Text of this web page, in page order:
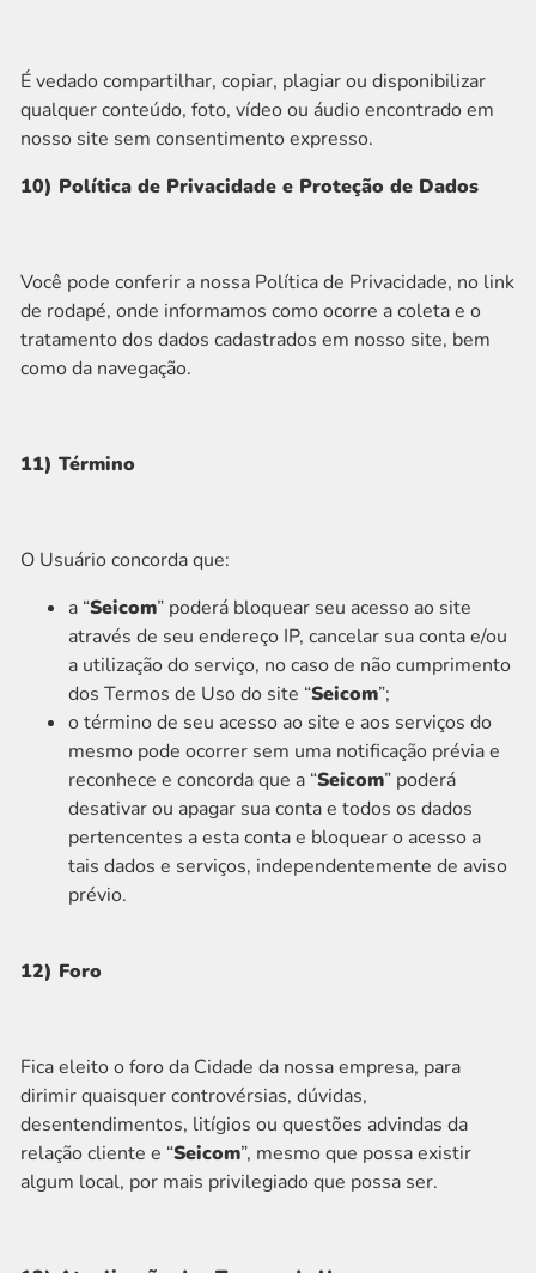
É vedado compartilhar, copiar, plagiar ou disponibilizar
qualquer conteúdo, foto, vídeo ou áudio encontrado em
nosso site sem consentimento expresso.
10) Política de Privacidade e Proteção de Dados
Você pode conferir a nossa Política de Privacidade, no link
de rodapé, onde informamos como ocorre a coleta e o
tratamento dos dados cadastrados em nosso site, bem
como da navegação.
11) Término
O Usuário concorda que:
a “Seicom” poderá bloquear seu acesso ao site
através de seu endereço IP, cancelar sua conta e/ou
a utilização do serviço, no caso de não cumprimento
dos Termos de Uso do site “Seicom”;
o término de seu acesso ao site e aos serviços do
mesmo pode ocorrer sem uma notificação prévia e
reconhece e concorda que a “Seicom” poderá
desativar ou apagar sua conta e todos os dados
pertencentes a esta conta e bloquear o acesso a
tais dados e serviços, independentemente de aviso
prévio.
12) Foro
Fica eleito o foro da Cidade da nossa empresa, para
dirimir quaisquer controvérsias, dúvidas,
desentendimentos, litígios ou questões advindas da
relação cliente e “Seicom”, mesmo que possa existir
algum local, por mais privilegiado que possa ser.